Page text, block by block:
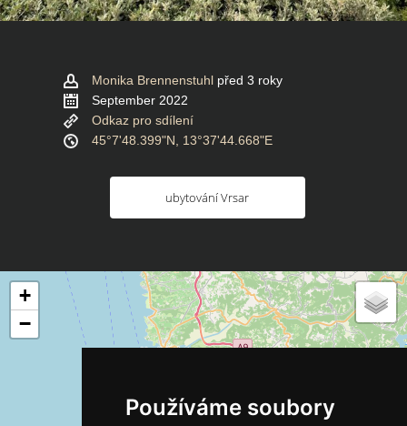
Používáme soubory
Monika Brennenstuhl před 3 roky
September 2022
Odkaz pro sdílení
45°7'48.399"N, 13°37'44.668"E
ubytování Vrsar
+
−